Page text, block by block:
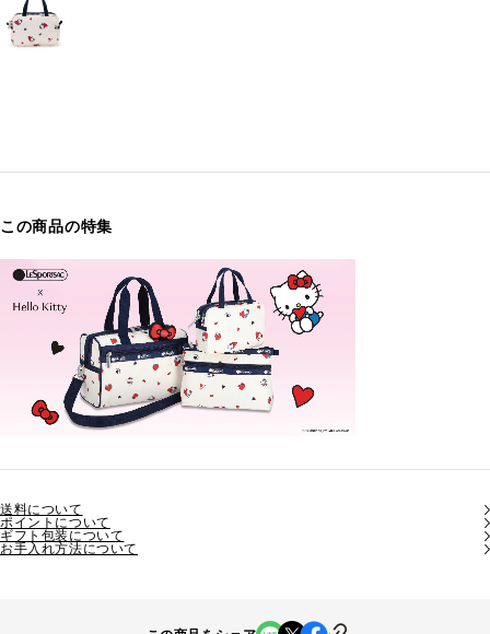
この商品の特集
送料について
ポイントについて
ギフト包装について
お手入れ方法について